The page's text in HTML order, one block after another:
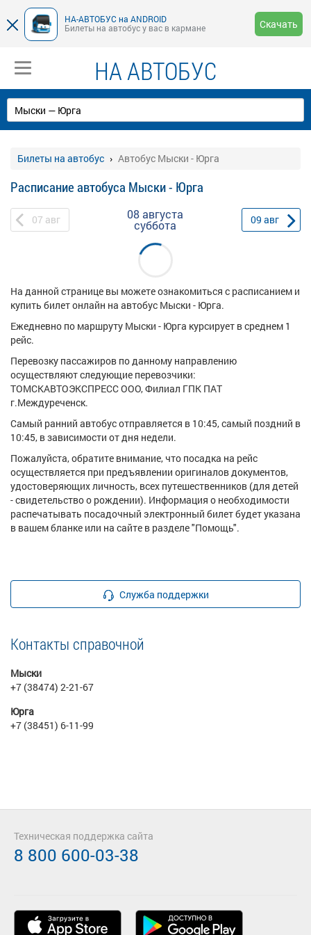
НА-АВТОБУС на ANDROID
Билеты на автобус у вас в кармане
Скачать
НА АВТОБУС
Билеты на автобус Автобус Мыски - Юрга
Расписание автобуса Мыски - Юрга
07 авг 08 августа
суббота 09 авг
На данной странице вы можете ознакомиться с расписанием и
купить билет онлайн на автобус Мыски - Юрга.
Ежедневно по маршруту Мыски - Юрга курсирует в среднем 1
рейс.
Перевозку пассажиров по данному направлению
осуществляют следующие перевозчики:
ТОМСКАВТОЭКСПРЕСС ООО, Филиал ГПК ПАТ
г.Междуреченск.
Самый ранний автобус отправляется в 10:45, самый поздний в
10:45, в зависимости от дня недели.
Пожалуйста, обратите внимание, что посадка на рейс
осуществляется при предъявлении оригиналов документов,
удостоверяющих личность, всех путешественников (для детей
- свидетельство о рождении). Информация о необходимости
распечатывать посадочный электронный билет будет указана
в вашем бланке или на сайте в разделе "Помощь".
Служба поддержки
Контакты справочной
Мыски
+7 (38474) 2-21-67
Юрга
+7 (38451) 6-11-99
Техническая поддержка сайта
8 800 600-03-38